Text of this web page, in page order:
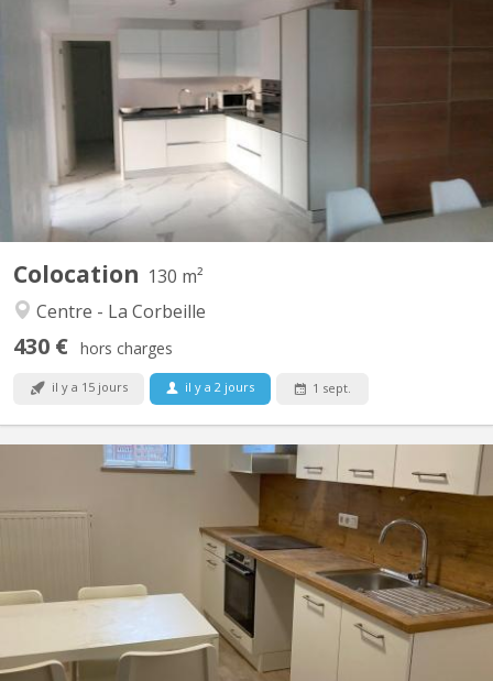
Colocation 130 m²
Centre - La Corbeille
430 € hors charges
il y a 15 jours il y a 2 jours 1 sept.
Dans un immeuble rénové, Il reste une chambre dans cet
appartement moderne et chic de quatre chambres avec douche
et meuble de bains individuels. L'appartement est composé d'un
beau séjour bien lumineux donnant sur une terrasse de +/- 8m²
et incluant la cuisine moderne avec électroménagers AEG...
KN 4876
Appartement deux chambres plus salon pour étudiant(e)s,
entièrement rénové avec cuisine (incluant taque cuisson, four,
frigo, congélateur et emplacements lave-vaisselle / lave-linge) et
sanitaires privatifs, meublé avec lits (sans matelas), garde-robes,
bureaux, chaises de bureau, signal internet...